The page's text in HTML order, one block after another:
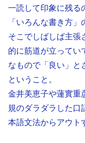
一読して印象に残る
「いろんな書き方」
そこでしばしば主張
的に筋道が立ってい
なもので「良い」と
ということ。
金井美恵子や蓮實重
規のダラダラした口
本語文法からアウト